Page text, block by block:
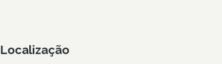
Localização